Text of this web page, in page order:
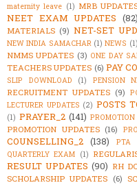
maternity leave (1) MRB
NEET EXAM UPDATES (82)
MATERIALS (9) NET-SET
NEW INDIA SAMACHAR (1) NEWS (1)
NMMS UPDATES (3) ONE DAY
TEACHERS UPDATES (6) PAY
SLIP DOWNLOAD
(1) PENSION
RECRUITMENT UPDATES (9)
LECTURER UPDATES (2) POSTS
(1) PRAYER_2 (141)
PROMOTION UPDATES (16)
COUNSELLING_2 (138) PTA
QUARTERLY EXAM (1)
RESULT UPDATES (90) RH
SCHOLARSHIP UPDATES (6)